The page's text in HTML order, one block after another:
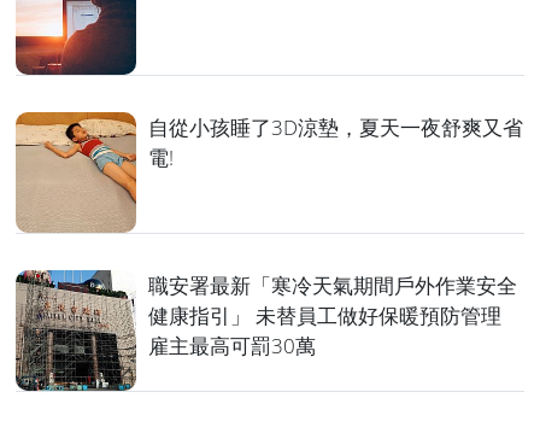
自從小孩睡了3D涼墊，夏天一夜舒爽又省
電!
職安署最新「寒冷天氣期間戶外作業安全
健康指引」 未替員工做好保暖預防管理
雇主最高可罰30萬